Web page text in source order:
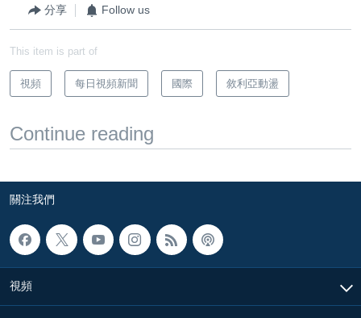
分享 Follow us
This item is part of
視頻 每日視頻新聞 國際 敘利亞動盪
Continue reading
關注我們
視頻